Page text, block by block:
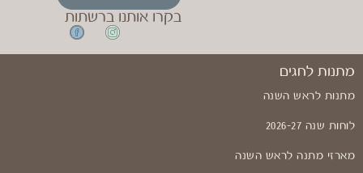
בקרו אותנו ברשתות
מתנות לחגים
מתנות לראש השנה
לוחות שנה 2026-27
מארזי מתנה לראש השנה